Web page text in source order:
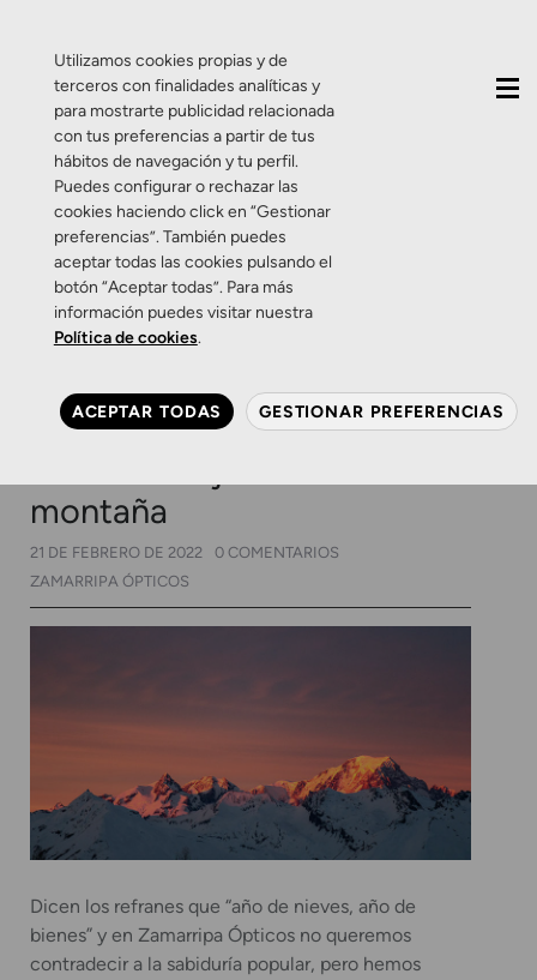
Etiqueta:rayos
ultravioleta
Consejos
Disfruta de la nieve sin
olvidar tu mirada: cómo
montaña
21 DE FEBRERO DE 2022
0 COMENTARIOS
ZAMARRIPA ÓPTICOS
Dicen los refranes que “año de nieves, año de
bienes” y en Zamarripa Ópticos no queremos
contradecir a la sabiduría popular, pero hemos
Utilizamos cookies propias y de
terceros con finalidades analíticas y
para mostrarte publicidad relacionada
con tus preferencias a partir de tus
hábitos de navegación y tu perfil.
Puedes configurar o rechazar las
cookies haciendo click en “Gestionar
preferencias”. También puedes
aceptar todas las cookies pulsando el
botón “Aceptar todas”. Para más
información puedes visitar nuestra
Política de cookies.
ACEPTAR TODAS GESTIONAR PREFERENCIAS